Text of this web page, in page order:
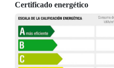
Certificado energético